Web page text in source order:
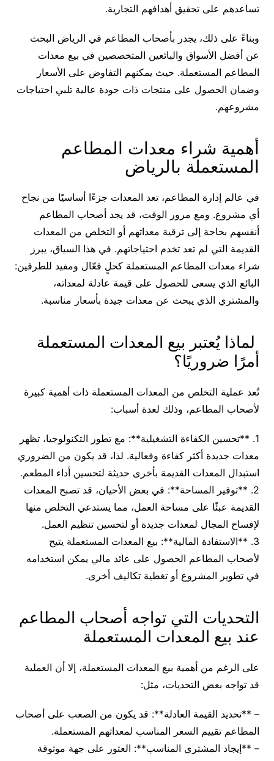
تساعدهم على تحقيق أهدافهم التجارية.
وبناءً على ذلك، يجدر بأصحاب المطاعم في الرياض البحث
عن أفضل الأسواق والبائعين المتخصصين في بيع معدات
المطاعم المستعملة. حيث يمكنهم التفاوض على الأسعار
وضمان الحصول على منتجات ذات جودة عالية تلبي احتياجات
مشروعهم.
أهمية شراء معدات المطاعم
المستعملة بالرياض
في عالم إدارة المطاعم، تعد المعدات جزءًا أساسيًا من نجاح
أي مشروع. ومع مرور الوقت، قد يجد أصحاب المطاعم
أنفسهم بحاجة إلى ترقية معداتهم أو التخلص من المعدات
القديمة التي لم تعد تخدم احتياجاتهم. في هذا السياق، يبرز
شراء معدات المطاعم المستعملة كحلٍ فعّال ومفيد للطرفين:
البائع الذي يسعى للحصول على قيمة عادلة لمعداته،
والمشتري الذي يبحث عن معدات جيدة بأسعار مناسبة.
لماذا يُعتبر بيع المعدات المستعملة
أمرًا ضروريًا؟
تُعد عملية التخلص من المعدات المستعملة ذات أهمية كبيرة
لأصحاب المطاعم، وذلك لعدة أسباب:
1. **تحسين الكفاءة التشغيلية**: مع تطور التكنولوجيا، تظهر
معدات جديدة أكثر كفاءة وفعالية. لذا، قد يكون من الضروري
استبدال المعدات القديمة بأخرى حديثة لتحسين أداء المطعم.
2. **توفير المساحة**: في بعض الأحيان، قد تصبح المعدات
القديمة عبئًا على مساحة العمل، مما يستدعي التخلص منها
لإفساح المجال لمعدات جديدة أو لتحسين تنظيم العمل.
3. **الاستفادة المالية**: بيع المعدات المستعملة يتيح
لأصحاب المطاعم الحصول على عائد مالي يمكن استخدامه
في تطوير المشروع أو تغطية تكاليف أخرى.
التحديات التي تواجه أصحاب المطاعم
عند بيع المعدات المستعملة
على الرغم من أهمية بيع المعدات المستعملة، إلا أن العملية
قد تواجه بعض التحديات، مثل:
– **تحديد القيمة العادلة**: قد يكون من الصعب على أصحاب
المطاعم تقييم السعر المناسب لمعداتهم المستعملة.
– **إيجاد المشتري المناسب**: العثور على جهة موثوقة